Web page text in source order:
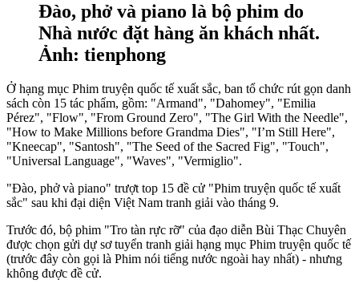
Đào, phở và piano là bộ phim do
Nhà nước đặt hàng ăn khách nhất.
Ảnh: tienphong
Ở hạng mục Phim truyện quốc tế xuất sắc, ban tổ chức rút gọn danh
sách còn 15 tác phẩm, gồm: "Armand", "Dahomey", "Emilia
Pérez", "Flow", "From Ground Zero", "The Girl With the Needle",
"How to Make Millions before Grandma Dies", "I’m Still Here",
"Kneecap", "Santosh", "The Seed of the Sacred Fig", "Touch",
"Universal Language", "Waves", "Vermiglio".
"Đào, phở và piano" trượt top 15 đề cử "Phim truyện quốc tế xuất
sắc" sau khi đại diện Việt Nam tranh giải vào tháng 9.
Trước đó, bộ phim "Tro tàn rực rỡ" của đạo diễn Bùi Thạc Chuyên
được chọn gửi dự sơ tuyển tranh giải hạng mục Phim truyện quốc tế
(trước đây còn gọi là Phim nói tiếng nước ngoài hay nhất) - nhưng
không được đề cử.